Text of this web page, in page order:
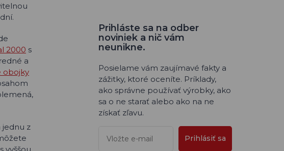
2000 s
a
obojky
jednu z
vyššou
Prihláste sa na odber
noviniek a nič vám
neunikne.
Posielame vám zaujímavé fakty a
zážitky, ktoré oceníte. Príklady,
ako správne používať výrobky, ako
sa o ne starať alebo ako na ne
získať zľavu.
Prihlásiť sa